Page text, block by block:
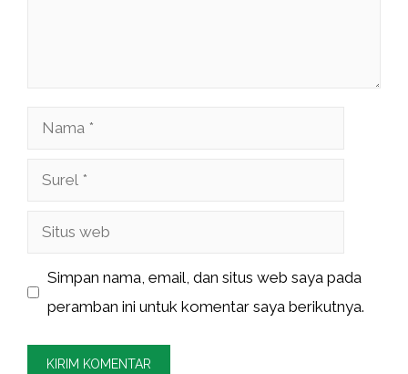
Nama
Surel
Situs
Simpan nama, email, dan situs web saya pada
peramban ini untuk komentar saya berikutnya.